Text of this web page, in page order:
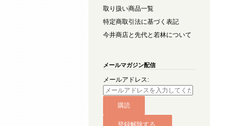
取り扱い商品一覧
特定商取引法に基づく表記
今井商店と先代と若林について
メールマガジン配信
メールアドレス: